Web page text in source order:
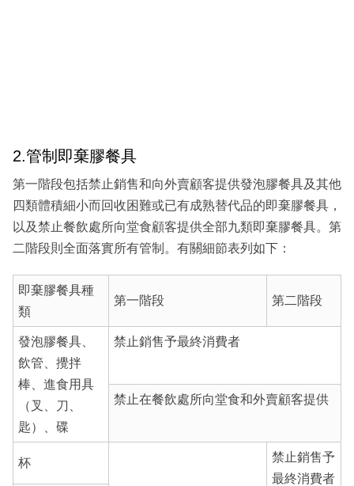
2.管制即棄膠餐具
第一階段包括禁止銷售和向外賣顧客提供發泡膠餐具及其他
四類體積細小而回收困難或已有成熟替代品的即棄膠餐具，
以及禁止餐飲處所向堂食顧客提供全部九類即棄膠餐具。第
二階段則全面落實所有管制。有關細節表列如下：
即棄膠餐具種
類
第一階段 第二階段
發泡膠餐具、
飲管、攪拌
棒、進食用具
（叉、刀、
匙）、碟
禁止銷售予最終消費者
禁止在餐飲處所向堂食和外賣顧客提供
杯
禁止銷售予
最終消費者